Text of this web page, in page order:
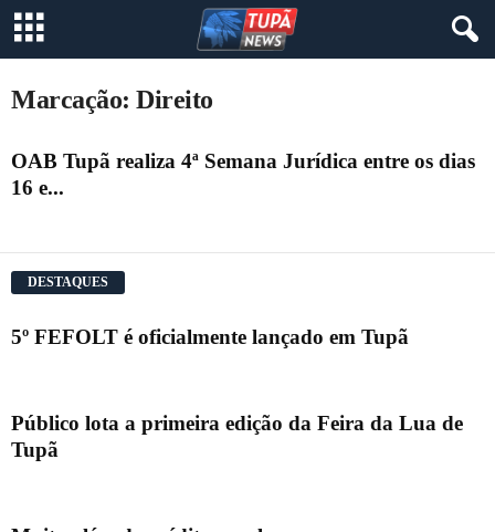
Marcação: Direito
OAB Tupã realiza 4ª Semana Jurídica entre os dias
16 e...
DESTAQUES
5º FEFOLT é oficialmente lançado em Tupã
Público lota a primeira edição da Feira da Lua de
Tupã